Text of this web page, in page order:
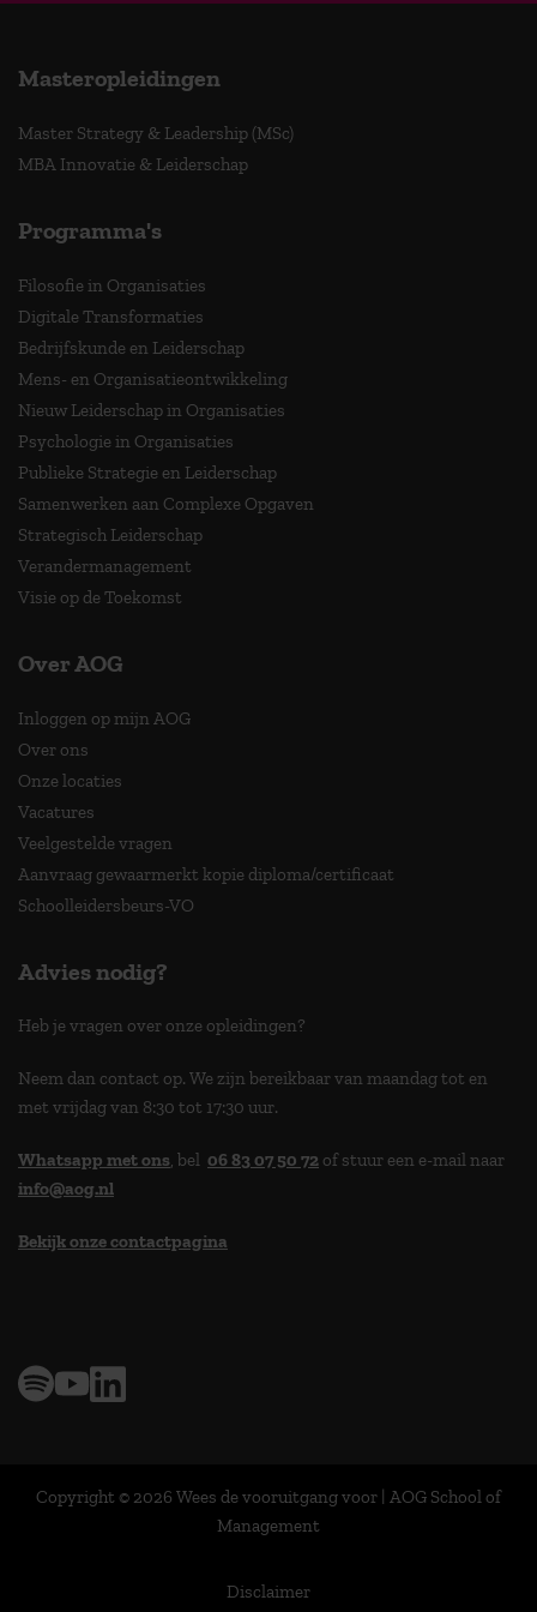
Masteropleidingen
Master Strategy & Leadership (MSc)
MBA Innovatie & Leiderschap
Programma's
Filosofie in Organisaties
Digitale Transformaties
Bedrijfskunde en Leiderschap
Mens- en Organisatieontwikkeling
Nieuw Leiderschap in Organisaties
Psychologie in Organisaties
Publieke Strategie en Leiderschap
Samenwerken aan Complexe Opgaven
Strategisch Leiderschap
Verandermanagement
Visie op de Toekomst
Over AOG
Inloggen op mijn AOG
Over ons
Onze locaties
Vacatures
Veelgestelde vragen
Aanvraag gewaarmerkt kopie diploma/certificaat
Schoolleidersbeurs-VO
Advies nodig?
Heb je vragen over onze opleidingen?
Neem dan contact op. We zijn bereikbaar van maandag tot en
met vrijdag van 8:30 tot 17:30 uur.
Whatsapp met ons, bel 06 83 07 50 72 of stuur een e-mail naar
info@aog.nl
Bekijk onze contactpagina
Copyright © 2026 Wees de vooruitgang voor | AOG School of
Management
Disclaimer